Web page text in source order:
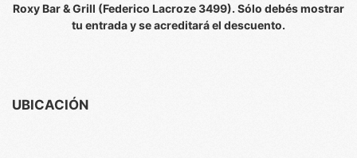
Roxy Bar & Grill (Federico Lacroze 3499). Sólo debés mostrar
tu entrada y se acreditará el descuento.
UBICACIÓN